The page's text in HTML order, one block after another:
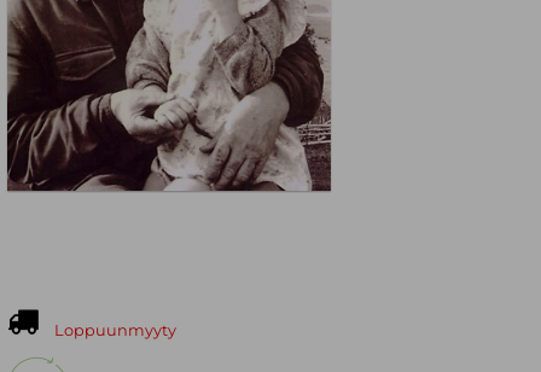
Loppuunmyyty